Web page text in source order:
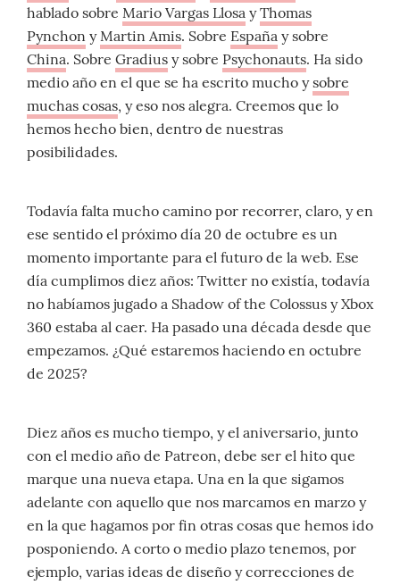
hablado sobre Mario Vargas Llosa yThomas
Pynchon yMartin Amis. Sobre España y sobre
China. Sobre Gradius y sobre Psychonauts. Ha sido
medio año en el que se ha escrito mucho ysobre
muchas cosas, y eso nos alegra. Creemos que lo
hemos hecho bien, dentro de nuestras
posibilidades.
Todavía falta mucho camino por recorrer, claro, y en
ese sentido el próximo día 20 de octubre es un
momento importante para el futuro de la web. Ese
día cumplimos diez años: Twitter no existía, todavía
no habíamos jugado a Shadow of the Colossus y Xbox
360 estaba al caer. Ha pasado una década desde que
empezamos. ¿Qué estaremos haciendo en octubre
de 2025?
Diez años es mucho tiempo, y el aniversario, junto
con el medio año de Patreon, debe ser el hito que
marque una nueva etapa. Una en la que sigamos
adelante con aquello que nos marcamos en marzo y
en la que hagamos por fin otras cosas que hemos ido
posponiendo. A corto o medio plazo tenemos, por
ejemplo, varias ideas de diseño y correcciones de